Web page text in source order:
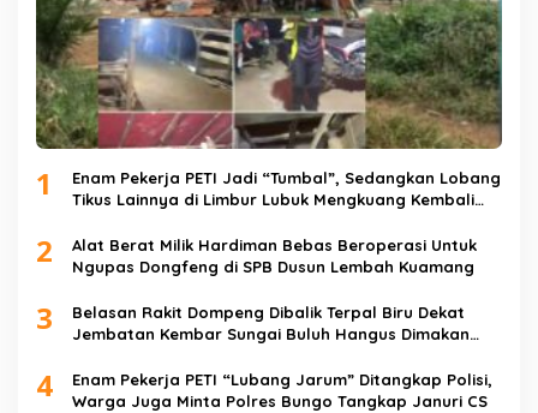
1
Enam Pekerja PETI Jadi “Tumbal”, Sedangkan Lobang
Tikus Lainnya di Limbur Lubuk Mengkuang Kembali
2
Alat Berat Milik Hardiman Bebas Beroperasi Untuk
Ngupas Dongfeng di SPB Dusun Lembah Kuamang
3
Belasan Rakit Dompeng Dibalik Terpal Biru Dekat
Jembatan Kembar Sungai Buluh Hangus Dimakan
4
Enam Pekerja PETI “Lubang Jarum” Ditangkap Polisi,
Warga Juga Minta Polres Bungo Tangkap Januri CS